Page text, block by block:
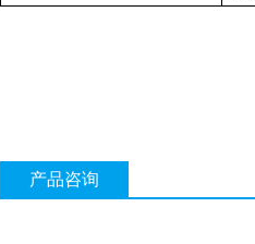
产品咨询